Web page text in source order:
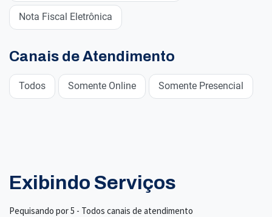
Nota Fiscal Eletrônica
Canais de Atendimento
Todos Somente Online Somente Presencial
Exibindo Serviços
Pequisando por 5 - Todos canais de atendimento